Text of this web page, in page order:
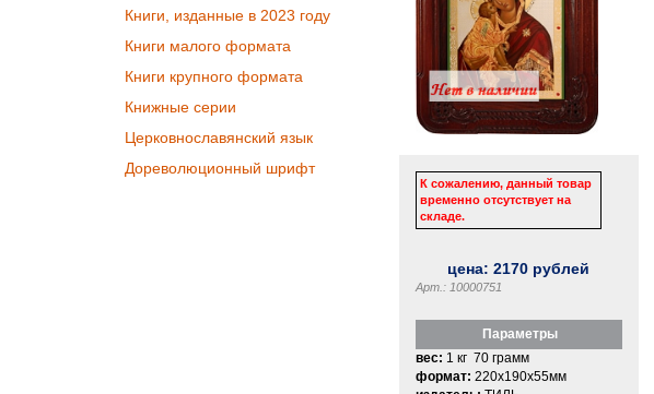
Книги, изданные в 2023 году
Книги малого формата
Книги крупного формата
Книжные серии
Церковнославянский язык
Дореволюционный шрифт
К сожалению, данный товар
временно отсутствует на
складе.
цена:2170 рублей
Арт.: 10000751
Параметры
вес: 1 кг 70 грамм
формат: 220x190x55мм